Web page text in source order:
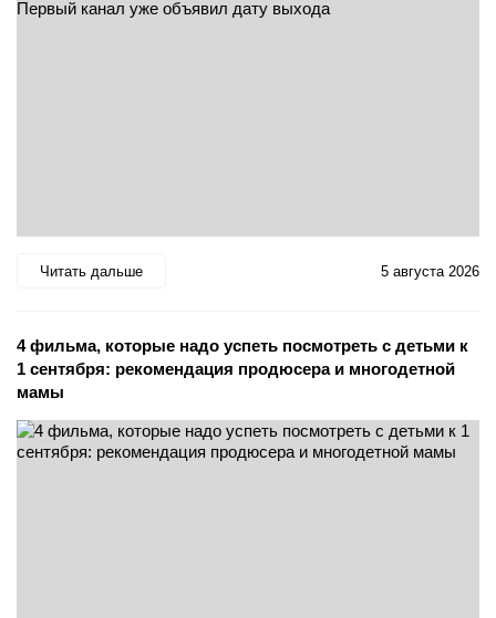
Читать дальше 5 августа 2026
4 фильма, которые надо успеть посмотреть с детьми к
1 сентября: рекомендация продюсера и многодетной
мамы